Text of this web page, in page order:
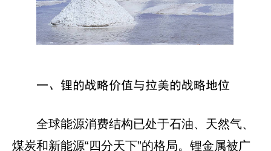
一、锂的战略价值与拉美的战略地位
全球能源消费结构已处于石油、天然气、
煤炭和新能源“四分天下”的格局。锂金属被广